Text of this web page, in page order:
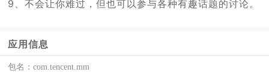
9、不会让你难过，但也可以参与各种有趣话题的讨论。
应用信息
包名：com.tencent.mm